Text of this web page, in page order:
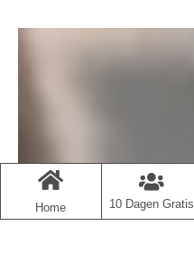
Home 10 Dagen Gratis